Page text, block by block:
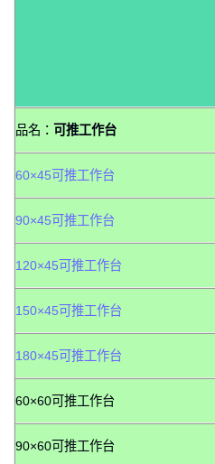
品名： 可推工作台
60×45可推工作台
90×45可推工作台
120×45可推工作台
150×45可推工作台
180×45可推工作台
60×60可推工作台
90×60可推工作台